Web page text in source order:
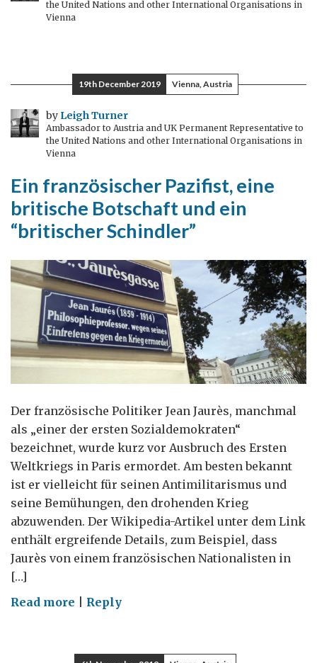
the United Nations and other International Organisations in
Vienna
19th December 2019 Vienna, Austria
by Leigh Turner
Ambassador to Austria and UK Permanent Representative to
the United Nations and other International Organisations in
Vienna
Ein französischer Pazifist, eine
britische Botschaft und ein
“britischer Schindler”
Der französische Politiker Jean Jaurès, manchmal
als „einer der ersten Sozialdemokraten“
bezeichnet, wurde kurz vor Ausbruch des Ersten
Weltkriegs in Paris ermordet. Am besten bekannt
ist er vielleicht für seinen Antimilitarismus und
seine Bemühungen, den drohenden Krieg
abzuwenden. Der Wikipedia-Artikel unter dem Link
enthält ergreifende Details, zum Beispiel, dass
Jaurès von einem französischen Nationalisten in
[…]
Read more on
Pazifist,
Reply